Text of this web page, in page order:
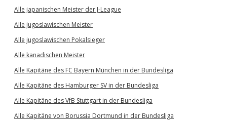
Alle japanischen Meister der J-League
Alle jugoslawischen Meister
Alle jugoslawischen Pokalsieger
Alle kanadischen Meister
Alle Kapitäne des FC Bayern München in der Bundesliga
Alle Kapitäne des Hamburger SV in der Bundesliga
Alle Kapitäne des VfB Stuttgart in der Bundesliga
Alle Kapitäne von Borussia Dortmund in der Bundesliga